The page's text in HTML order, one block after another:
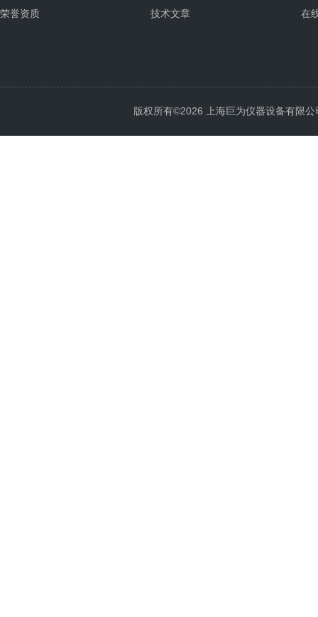
荣誉资质
技术文章
在
版权所有©2026 上海巨为仪器设备有限